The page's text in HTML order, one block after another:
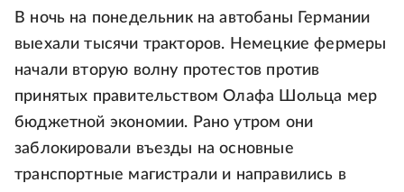
В ночь на понедельник на автобаны Германии
выехали тысячи тракторов. Немецкие фермеры
начали вторую волну протестов против
принятых правительством Олафа Шольца мер
бюджетной экономии. Рано утром они
заблокировали въезды на основные
транспортные магистрали и направились в